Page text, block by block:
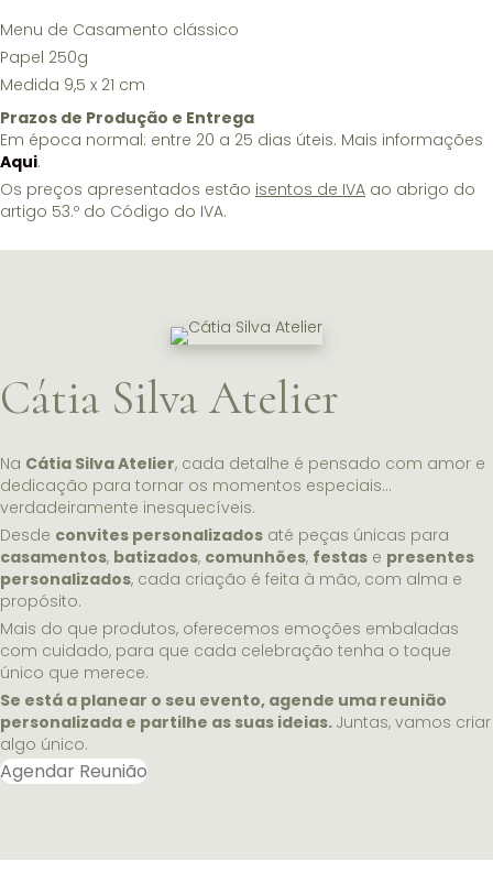
Menu de Casamento clássico
Papel 250g
Medida 9,5 x 21 cm
Prazos de Produção e Entrega
Em época normal: entre 20 a 25 dias úteis. Mais informações
Aqui.
Os preços apresentados estão isentos de IVA ao abrigo do
artigo 53.º do Código do IVA.
Cátia Silva Atelier
Na Cátia Silva Atelier, cada detalhe é pensado com amor e
dedicação para tornar os momentos especiais…
verdadeiramente inesquecíveis.
Desde convites personalizados até peças únicas para
casamentos, batizados, comunhões, festas e presentes
personalizados, cada criação é feita à mão, com alma e
propósito.
Mais do que produtos, oferecemos emoções embaladas
com cuidado, para que cada celebração tenha o toque
único que merece.
Se está a planear o seu evento, agende uma reunião
personalizada e partilhe as suas ideias. Juntas, vamos criar
algo único.
Agendar Reunião